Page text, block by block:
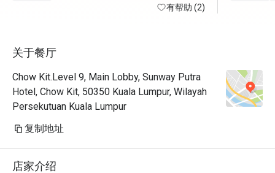
definitely go back there… Their roasted lamb
what you want… The desserts are next
recommend to others..
有帮助 (2)
关于餐厅
Chow Kit.Level 9, Main Lobby, Sunway Putra
Hotel, Chow Kit, 50350 Kuala Lumpur, Wilayah
Persekutuan Kuala Lumpur
复制地址
店家介绍